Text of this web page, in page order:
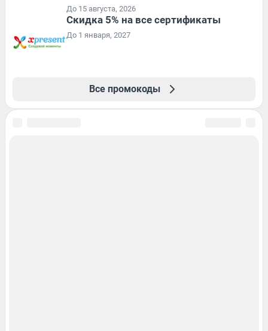
До 15 августа, 2026
Скидка 5% на все сертификаты
До 1 января, 2027
Все промокоды